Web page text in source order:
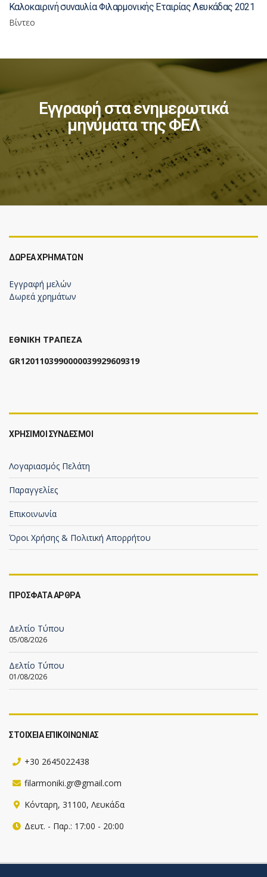
Καλοκαιρινή συναυλία Φιλαρμονικής Εταιρίας Λευκάδας 2021
Βίντεο
Εγγραφή στα ενημερωτικά
μηνύματα της ΦΕΛ
ΔΩΡΕΆ ΧΡΗΜΆΤΩΝ
Εγγραφή μελών
Δωρεά χρημάτων
ΕΘΝΙΚΗ ΤΡΑΠΕΖΑ
GR1201103990000039929609319
ΧΡΗΣΙΜΟΙ ΣΥΝΔΕΣΜΟΙ
Λογαριασμός Πελάτη
Παραγγελίες
Επικοινωνία
Όροι Χρήσης & Πολιτική Απορρήτου
ΠΡΟΣΦΑΤΑ ΑΡΘΡΑ
Δελτίο Τύπου
05/08/2026
Δελτίο Τύπου
01/08/2026
ΣΤΟΙΧΕΙΑ ΕΠΙΚΟΙΝΩΝΙΑΣ
+30 2645022438
filarmoniki.gr@gmail.com
Κόνταρη, 31100, Λευκάδα
Δευτ. - Παρ.: 17:00 - 20:00